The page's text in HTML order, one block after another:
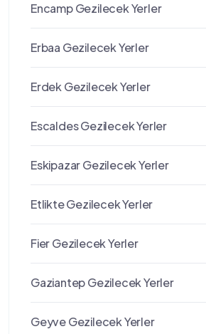
Encamp Gezilecek Yerler
Erbaa Gezilecek Yerler
Erdek Gezilecek Yerler
Escaldes Gezilecek Yerler
Eskipazar Gezilecek Yerler
Etlikte Gezilecek Yerler
Fier Gezilecek Yerler
Gaziantep Gezilecek Yerler
Geyve Gezilecek Yerler